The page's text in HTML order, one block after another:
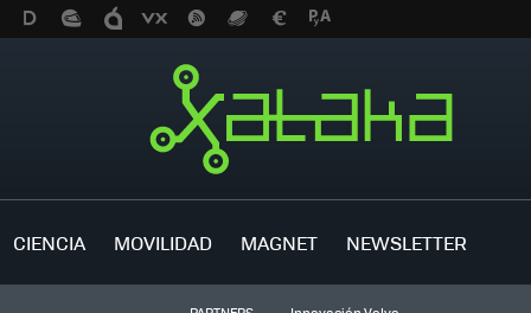
CIENCIA MOVILIDAD MAGNET NEWSLETTER